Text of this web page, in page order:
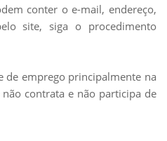
conter o e-mail, endereço,
site, siga o procedimento
de emprego principalmente na
contrata e não participa de